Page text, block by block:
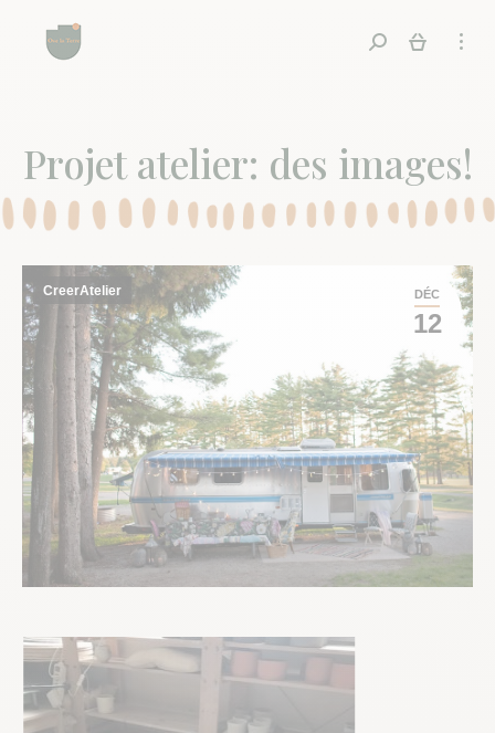
Recherche
Projet atelier: des images!
DÉC
12
CreerAtelier